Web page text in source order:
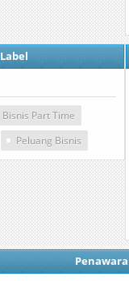
Bisnis Part Time
Peluang Bisnis